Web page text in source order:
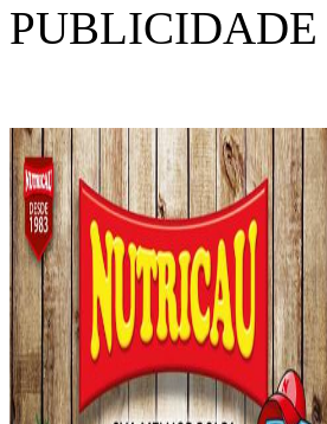
PUBLICIDADE